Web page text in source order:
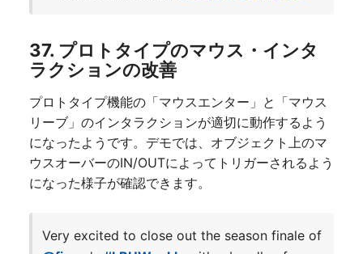
37. プロトタイプのマウス・ インタ
ラクションの改善
プロトタイプ機能の「マウスエンター」と「マウス
リーブ」のインタラクションが適切に動作するよう
になったようです。デモでは、オブジェクト上のマ
ウスオーバーのIN/OUTによってトリガーされるよう
になった様子が確認できます。
Very excited to close out the season finale of